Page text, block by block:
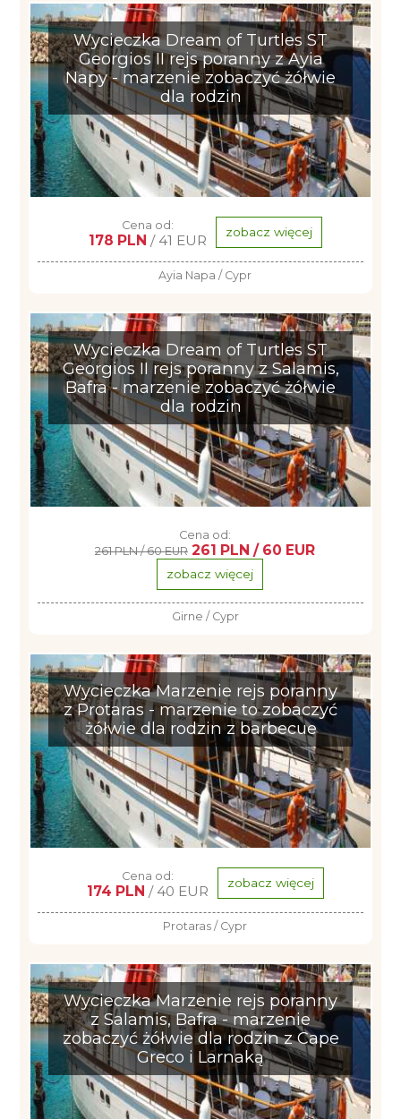
Wycieczka Dream of Turtles ST
Georgios II rejs poranny z Ayia
Napy - marzenie zobaczyć żółwie
dla rodzin
Cena od:
178 PLN / 41 EUR zobacz więcej
Ayia Napa / Cypr
Wycieczka Dream of Turtles ST
Georgios II rejs poranny z Salamis,
Bafra - marzenie zobaczyć żółwie
dla rodzin
Cena od:
261 PLN / 60 EUR 261 PLN / 60 EUR
zobacz więcej
Girne / Cypr
Wycieczka Marzenie rejs poranny
z Protaras - marzenie to zobaczyć
żółwie dla rodzin z barbecue
Cena od:
174 PLN / 40 EUR zobacz więcej
Protaras / Cypr
Wycieczka Marzenie rejs poranny
z Salamis, Bafra - marzenie
zobaczyć żółwie dla rodzin z Cape
Greco i Larnaką